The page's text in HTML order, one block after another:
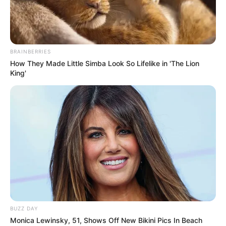
Fußgängerbrücke in Bad Säckingen
das Mittelrheintal beiBacharach
BRAINBERRIES
How They Made Little Simba Look So Lifelike in 'The Lion
King'
BUZZ DAY
Monica Lewinsky, 51, Shows Off New Bikini Pics In Beach